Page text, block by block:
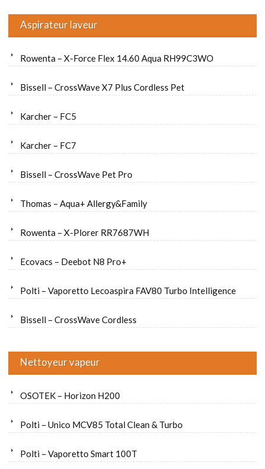
Aspirateur laveur
Rowenta – X-Force Flex 14.60 Aqua RH99C3WO
Bissell – CrossWave X7 Plus Cordless Pet
Karcher – FC5
Karcher – FC7
Bissell – CrossWave Pet Pro
Thomas – Aqua+ Allergy&Family
Rowenta – X-Plorer RR7687WH
Ecovacs – Deebot N8 Pro+
Polti – Vaporetto Lecoaspira FAV80 Turbo Intelligence
Bissell – CrossWave Cordless
Nettoyeur vapeur
OSOTEK – Horizon H200
Polti – Unico MCV85 Total Clean & Turbo
Polti – Vaporetto Smart 100T